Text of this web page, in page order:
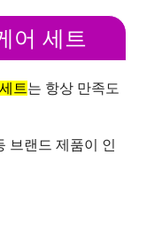
어 세트
트는 항상 만족도
브랜드 제품이 인